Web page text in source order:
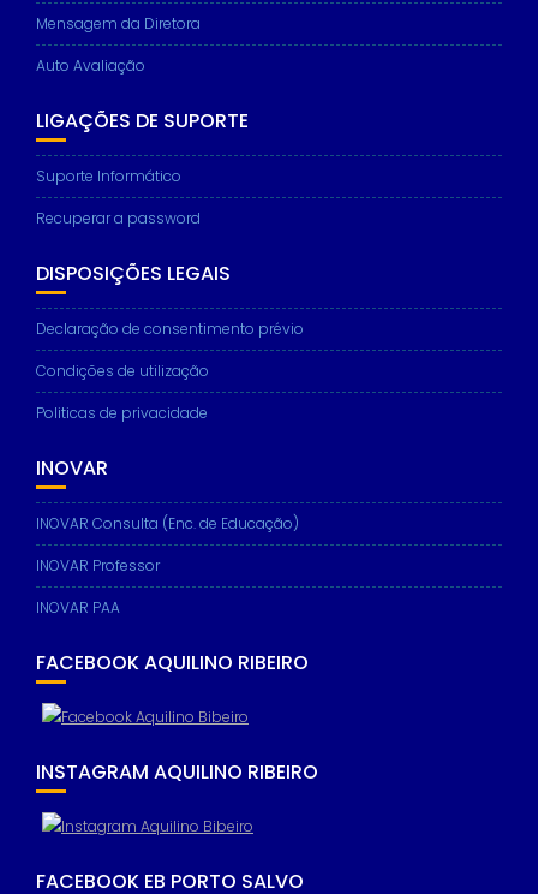
Mensagem da Diretora
Auto Avaliação
LIGAÇÕES DE SUPORTE
Suporte Informático
Recuperar a password
DISPOSIÇÕES LEGAIS
Declaração de consentimento prévio
Condições de utilização
Politicas de privacidade
INOVAR
INOVAR Consulta (Enc. de Educação)
INOVAR Professor
INOVAR PAA
FACEBOOK AQUILINO RIBEIRO
INSTAGRAM AQUILINO RIBEIRO
FACEBOOK EB PORTO SALVO
Necessary
cookies are
optional.
They are
needed for
Statistics
us to
improve the
website's
functionality
structure,